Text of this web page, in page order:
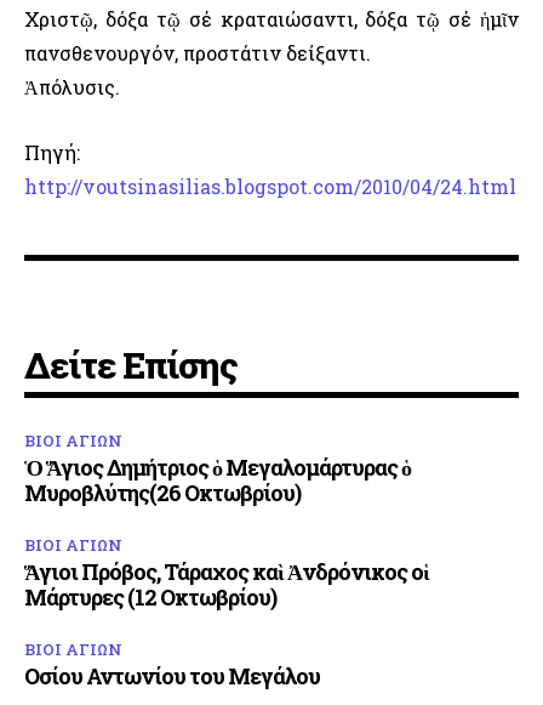
Χριστῷ, δόξα τῷ σέ κραταιώσαντι, δόξα τῷ σέ ἡμῖν
πανσθενουργόν, προστάτιν δείξαντι.
Ἀπόλυσις.
Πηγή:
http://voutsinasilias.blogspot.com/2010/04/24.html
Δείτε Επίσης
ΒΙΟΙ ΑΓΙΩΝ
Ὁ Ἅγιος Δημήτριος ὁ Μεγαλομάρτυρας ὁ
Μυροβλύτης(26 Οκτωβρίου)
ΒΙΟΙ ΑΓΙΩΝ
Ἅγιοι Πρόβος, Τάραχος καὶ Ἀνδρόνικος οἱ
Μάρτυρες (12 Οκτωβρίου)
ΒΙΟΙ ΑΓΙΩΝ
Οσίου Αντωνίου του Μεγάλου